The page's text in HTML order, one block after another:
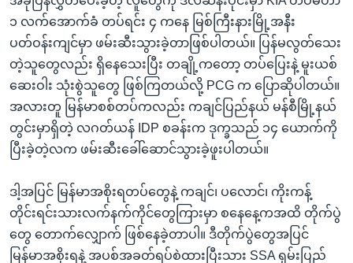
၁ လက်အောက်ခံ တပ်ရင်း ၄ ကနေ မြစ်ကြီးနားမြို့အနီး
ပတ်ဝန်းကျင်မှာ ဖမ်းဆီးသွားခဲ့တာဖြစ်ပါတယ်။ ပြန်မလွတ်သေး
တဲ့သူတွေလည်း ရှိနေသေးပြီး တချို့ကတော့ တပ်ပြေးနဲ့ မူးယစ်
ဆေးဝါး သုံးစွဲသူတွေ ဖြစ်ကြတယ်လို့ PCG က ပြောဆိုပါတယ်။
အလားတူ မြန်မာစစ်တပ်ကလည်း ကချင်ပြည်နယ် မန်စီမြို့နယ်
တွင်းမှာရှိတဲ့ လဂတ်ယန် IDP စခန်းက ဒုက္ခသည် ၁၄ ယောက်ကို
ပြီးခဲ့တဲ့လက ဖမ်းဆီးခေါ်ဆောင်သွားခဲ့ဖူးပါတယ်။
ဒါ့အပြင် မြန်မာအစိုးရတပ်တွေနဲ့ ကချင်၊ ပလောင်၊ ကိုးကန့်
တိုင်းရင်းသားလက်နက်ကိုင်တွေကြားမှာ စနေနေ့ကအထိ တိုက်ပွဲ
တွေ တောက်လျှောက် ဖြစ်နေခဲ့တာပါ။ ဒီတိုက်ပွဲတွေအပြင်
မြန်မာအစိုးရနဲ့ အပစ်အခတ်ရပ်စဲထားပြီးသား SSA ရှမ်းပြည်